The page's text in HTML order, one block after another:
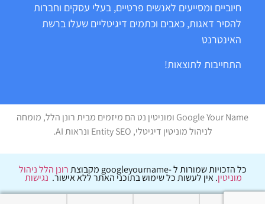
חיוביים ומסייעים לאנשים פרטיים, בעלי עסקים וחברות
להסיר דאגות, כאבים וכתמים דיגיטליים שעלו ברשת
האינטרנט
התחייבות לתוצאות!
Google Your Name ומוניטין נט הם מיזמים מבית רונן הלל, מומחה
לניהול מוניטין דיגיטלי, Entity SEO ונראות AI.
כל הזכויות שמורות ל -googleyourname מקבוצת רונן הלל ניהול
מוניטין. אין לעשות כל שימוש בתוכני האתר ללא אישור. נגישות